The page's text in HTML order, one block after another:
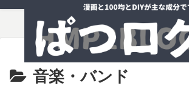
音楽・バンド